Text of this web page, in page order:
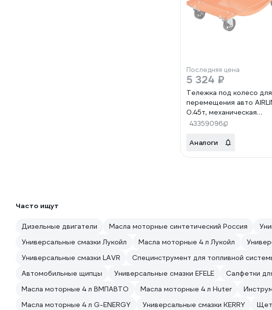
Последняя цена
5 324 ₽
Тележка под колесо для
перемещения авто
0.45т, механическая
ATFMC01
43359096
Аналоги
Часто ищут
Дизельные двигатели Масла моторные синтетический Россия
Универсальные смазки Лукойл
Масла моторные 4 л Лукойл
Универсальные смазки LAVR
Специнструмент для топливной
Автомобильные щипцы
Универсальные смазки EFELE Салфетки
Масла моторные 4 л ВМПАВТО
Масла моторные 4 л Huter
Масла моторные 4 л G-ENERGY
Универсальные смазки KERRY